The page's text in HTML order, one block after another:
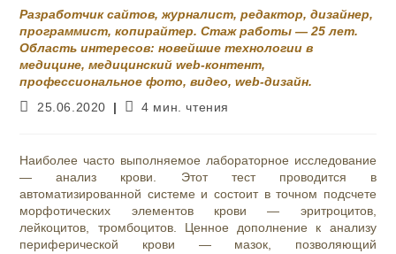
Разработчик сайтов, журналист, редактор, дизайнер,
программист, копирайтер. Стаж работы — 25 лет.
Область интересов: новейшие технологии в
медицине, медицинский web-контент,
профессиональное фото, видео, web-дизайн.
Запись
25.06.2020
Время
4 мин. чтения
Наиболее часто выполняемое лабораторное исследование
— анализ крови. Этот тест проводится в
автоматизированной системе и состоит в точном подсчете
морфотических элементов крови — эритроцитов,
лейкоцитов, тромбоцитов. Ценное дополнение к анализу
периферической крови — мазок, позволяющий